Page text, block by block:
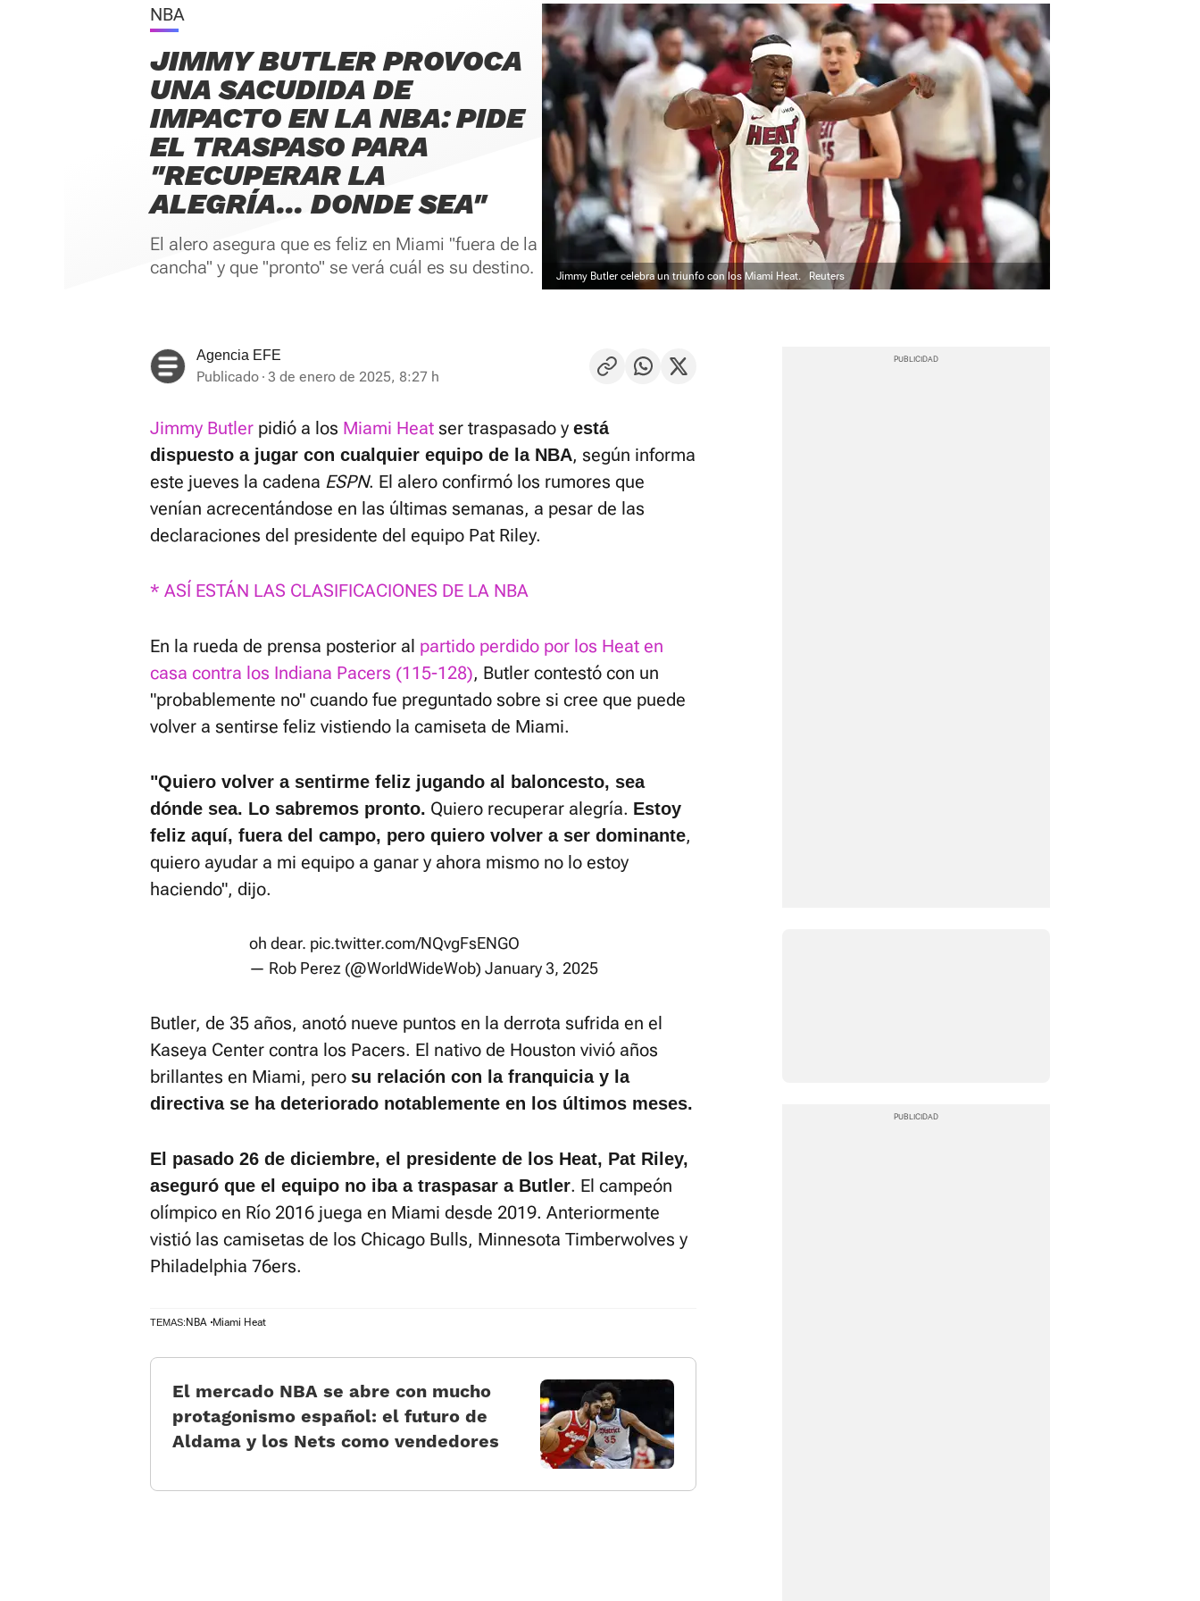
NBA
JIMMY BUTLER PROVOCA
UNA SACUDIDA DE
IMPACTO EN LA NBA: PIDE
EL TRASPASO PARA
"RECUPERAR LA
ALEGRÍA... DONDE SEA"
El alero asegura que es feliz en Miami "fuera de la
cancha" y que "pronto" se verá cuál es su destino.
Jimmy Butler celebra un triunfo con los Miami Heat. Reuters
Agencia EFE
Publicado 3 de enero de 2025, 8:27 h
Jimmy Butler pidió a los Miami Heat ser traspasado y está
dispuesto a jugar con cualquier equipo de la NBA, según informa
este jueves la cadena ESPN. El alero confirmó los rumores que
venían acrecentándose en las últimas semanas, a pesar de las
declaraciones del presidente del equipo Pat Riley.
* ASÍ ESTÁN LAS CLASIFICACIONES DE LA NBA
En la rueda de prensa posterior al partido perdido por los Heat en
casa contra los Indiana Pacers (115-128), Butler contestó con un
"probablemente no" cuando fue preguntado sobre si cree que puede
volver a sentirse feliz vistiendo la camiseta de Miami.
"Quiero volver a sentirme feliz jugando al baloncesto, sea
dónde sea. Lo sabremos pronto. Quiero recuperar alegría. Estoy
feliz aquí, fuera del campo, pero quiero volver a ser dominante,
quiero ayudar a mi equipo a ganar y ahora mismo no lo estoy
haciendo", dijo.
oh dear. pic.twitter.com/NQvgFsENGO
— Rob Perez (@WorldWideWob) January 3, 2025
Butler, de 35 años, anotó nueve puntos en la derrota sufrida en el
Kaseya Center contra los Pacers. El nativo de Houston vivió años
brillantes en Miami, pero su relación con la franquicia y la
directiva se ha deteriorado notablemente en los últimos meses.
El pasado 26 de diciembre, el presidente de los Heat, Pat Riley,
aseguró que el equipo no iba a traspasar a Butler. El campeón
olímpico en Río 2016 juega en Miami desde 2019. Anteriormente
vistió las camisetas de los Chicago Bulls, Minnesota Timberwolves y
Philadelphia 76ers.
TEMAS: NBA Miami Heat
El mercado NBA se abre con mucho
protagonismo español: el futuro de
Aldama y los Nets como vendedores